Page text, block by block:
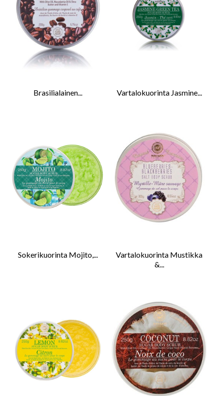
Brasilialainen... Vartalokuorinta Jasmine...
Sokerikuorinta Mojito,...
Vartalokuorinta Mustikka
&...